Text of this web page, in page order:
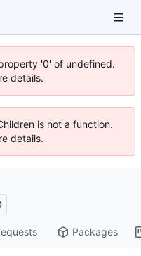
'0' of undefined.
details.
is not a function.
details.
Packages